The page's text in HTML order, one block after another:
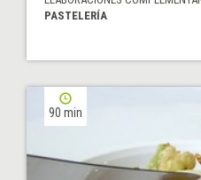
PASTELERÍA
90 min